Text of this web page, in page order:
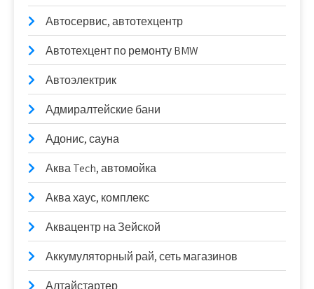
Автосервис, автотехцентр
Автотехцент по ремонту BMW
Автоэлектрик
Адмиралтейские бани
Адонис, сауна
Аква Tech, автомойка
Аква хаус, комплекс
Аквацентр на Зейской
Аккумуляторный рай, сеть магазинов
Алтайстартер